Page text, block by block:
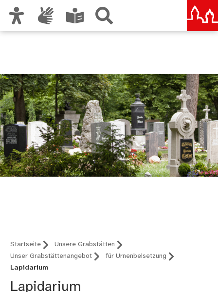
Startseite
Unsere Grabstätten
Unser Grabstättenangebot
für Urnenbeisetzung
Lapidarium
Lapidarium